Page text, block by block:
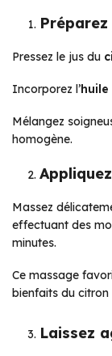
Pressez le jus du
Incorporez l’huile
Mélangez
homogène.
Massez
effectuant des
minutes.
Ce massage
bienfaits du citron
Laissez